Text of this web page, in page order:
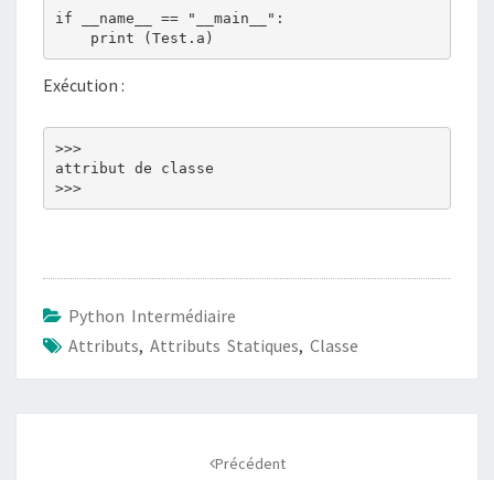
if __name__ == "__main__":
Exécution :
>>>
attribut de classe
>>>
Python Intermédiaire
Attributs, Attributs Statiques, Classe
Précédent